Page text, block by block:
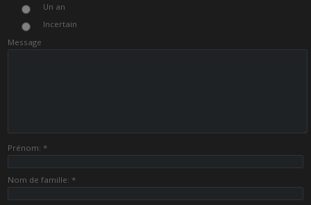
Un an
Incertain
Message
Prénom: *
Nom de famille: *